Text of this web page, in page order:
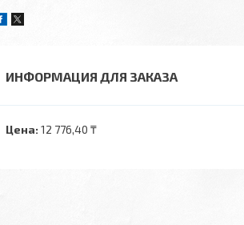
ИНФОРМАЦИЯ ДЛЯ ЗАКАЗА
Цена: 12 776,40 ₸